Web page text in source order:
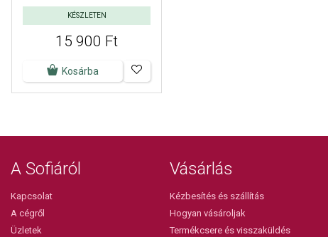
KÉSZLETEN
15 900 Ft
Kosárba
A Sofiáról
Kapcsolat
A cégről
Üzletek
Vásárlás
Kézbesítés és szállítás
Hogyan vásároljak
Termékcsere és visszaküldés